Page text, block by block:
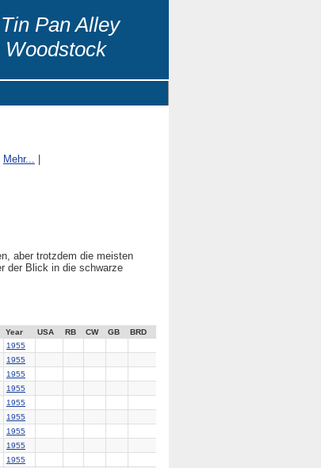
Pan Alley
Woodstock
Mehr...
aber trotzdem die meisten
der Blick in die schwarze
Year USA RB CW GB
BRD
1955
1955
1955
1955
1955
1955
1955
1955
1955